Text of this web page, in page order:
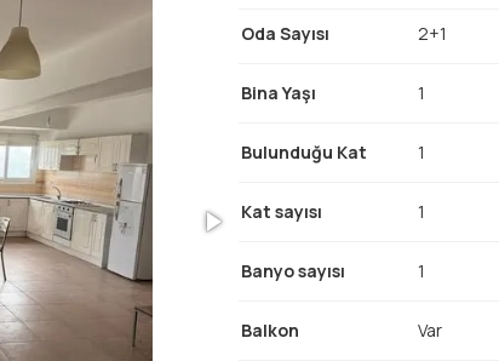
Oda Sayısı 2+1
Bina Yaşı 1
Bulunduğu Kat 1
Kat sayısı 1
Banyo sayısı 1
Balkon Var